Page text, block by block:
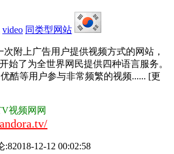
video 同类型网站
附上广告用户提供视频方式的网站，
始了为全世界网民提供四种语言服务。
酷等用户参与非常频繁的视频...... [更
视频网网
:82018-12-12 00:02:58